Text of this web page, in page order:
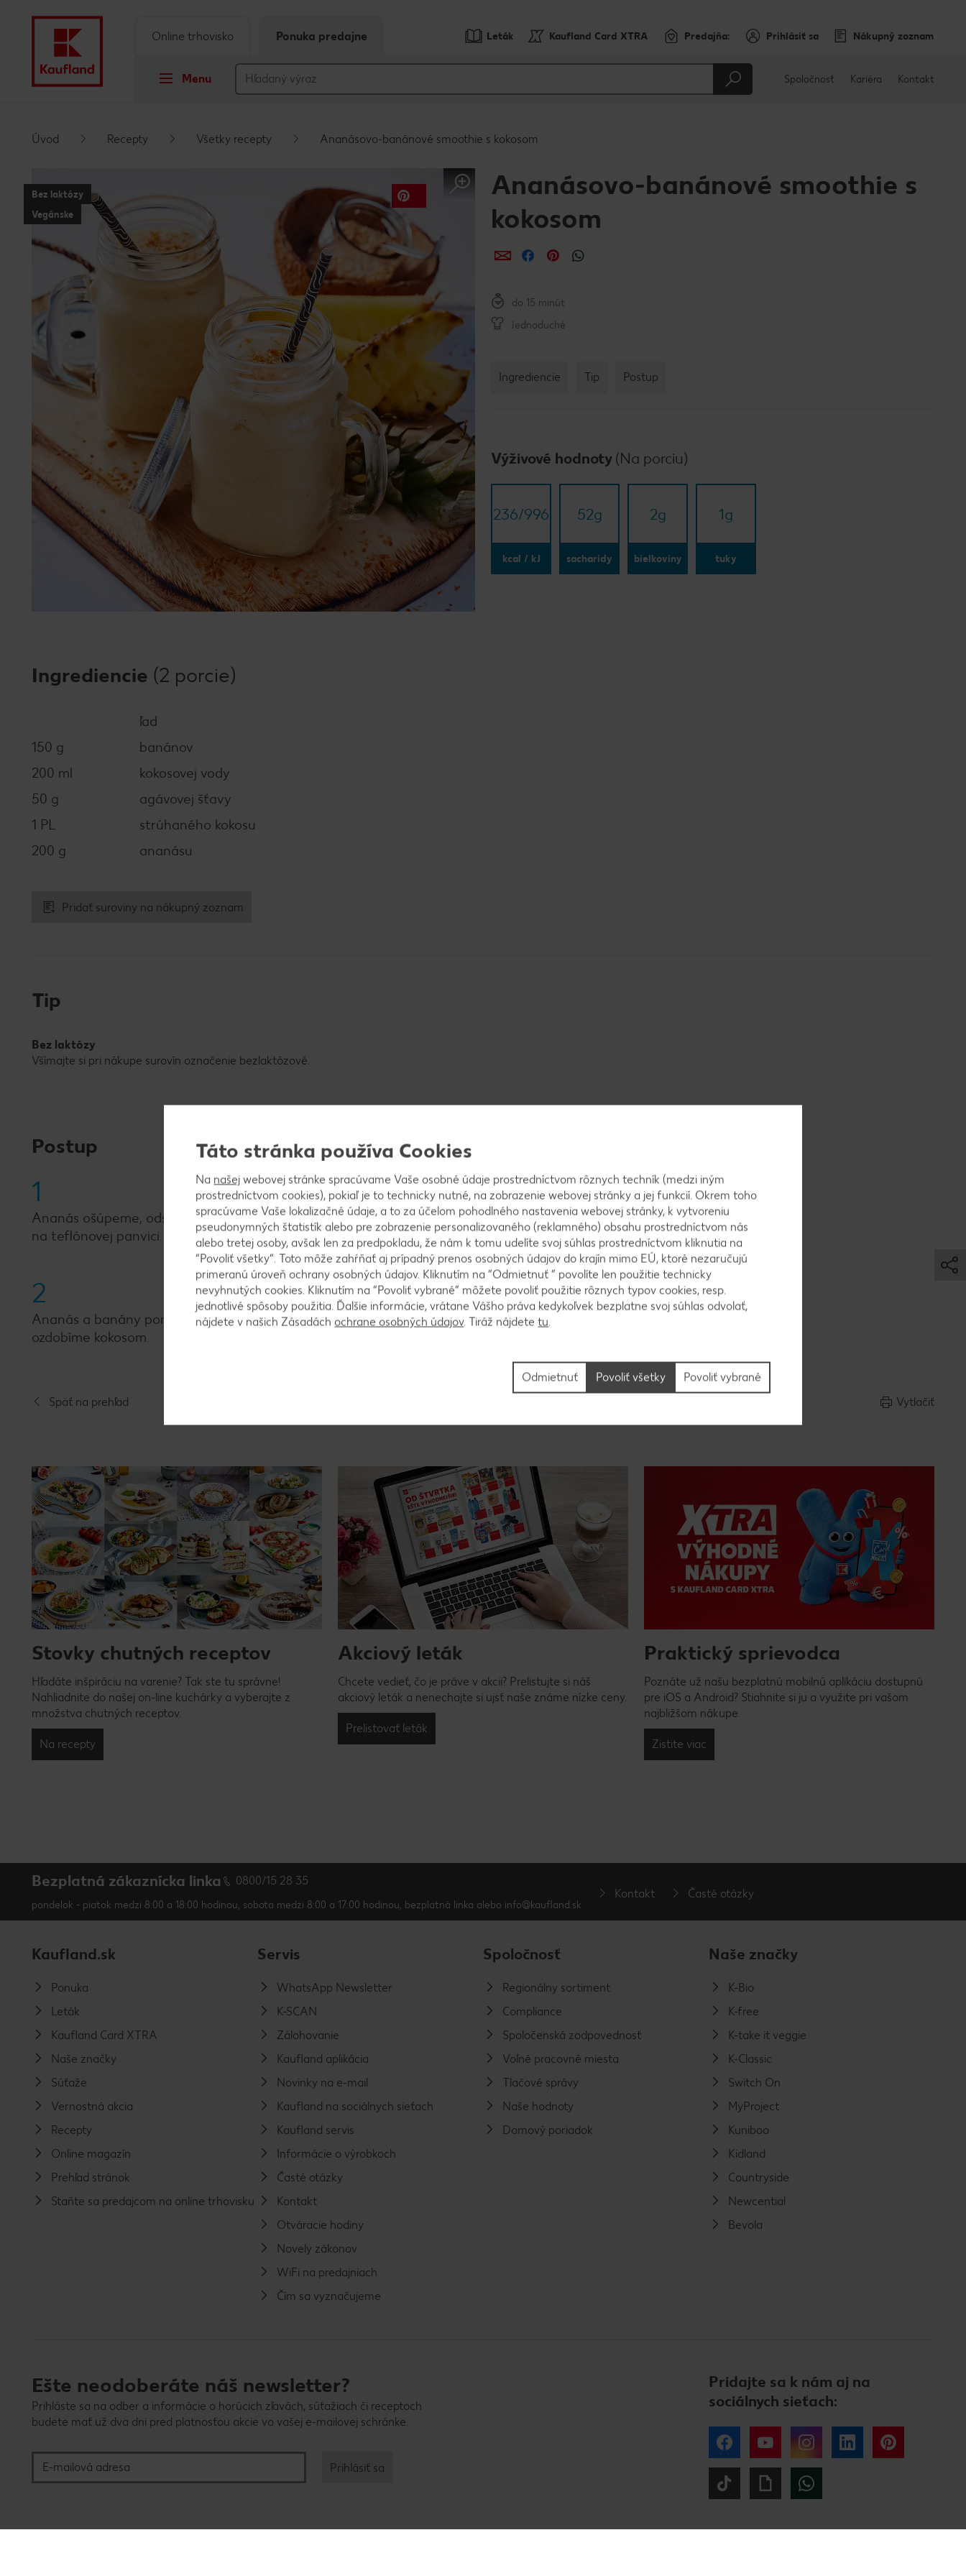
Päta
Vyskakovací bočný panel
Leták Kaufland Card XTRA Predajňa: Prihlásiť sa Nákupný zoznam
Menu
Online trhovisko Ponuka predajne
Spoločnosť Kariéra Kontakt
Úvod Recepty Všetky recepty Ananásovo-banánové smoothie s kokosom
Bez laktózy
Vegánske
Ananásovo-banánové smoothie s
kokosom
ZdieľaťZdieľaťZdieľať
do 15 minút
Jednoduché
Ingrediencie Tip Postup
Výživové hodnoty (Na porciu)
236/​996
kcal / kJ
52g
sacharidy
2g
bielkoviny
1g
tuky
Ingrediencie (2 porcie)
ľad
150 g
banánov
200 ml
kokosovej vody
50 g
agávovej šťavy
1 PL
strúhaného kokosu
200 g
ananásu
Pridať suroviny na nákupný zoznam
Tip
Bez laktózy
Všímajte si pri nákupe surovín označenie bezlaktózové.
Postup
1
Ananás ošúpeme, odstránime hlúb a nakrájame. Banány ošúpeme a tiež nakrájame. Kokos opražíme nasucho
na teflónovej panvici.
2
Ananás a banány pomixujeme s kokosovou vodou, ľadom a agávovou šťavou. Nalejeme do pohárom a
ozdobíme kokosom.
Späť na prehľad Vytlačiť
Stovky chutných receptov
Hľadáte inšpiráciu na varenie? Tak ste tu správne!
Nahliadnite do našej on-line kuchárky a vyberajte z
množstva chutných receptov.
Na recepty
Akciový leták
Chcete vedieť, čo je práve v akcii? Prelistujte si náš
akciový leták a nenechajte si ujsť naše známe nízke ceny.
Prelistovať leták
Praktický sprievodca
Poznáte už našu bezplatnú mobilnú aplikáciu dostupnú
pre iOS a Android? Stiahnite si ju a využite pri vašom
najbližšom nákupe.
Zistite viac
Bezplatná zákaznícka linka 0800/15 28 35
pondelok - piatok medzi 8:00 a 18:00 hodinou, sobota medzi 8:00 a 17:00 hodinou, bezplatná linka alebo info@kaufland.sk
Kontakt Časté otázky
Kaufland.sk
Ponuka
Leták
Kaufland Card XTRA
Naše značky
Súťaže
Vernostná akcia
Recepty
Online magazín
Prehľad stránok
Staňte sa predajcom na online trhovisku
Servis
WhatsApp Newsletter
K-SCAN
Zálohovanie
Kaufland aplikácia
Novinky na e-mail
Kaufland na sociálnych sieťach
Kaufland servis
Informácie o výrobkoch
Časté otázky
Kontakt
Otváracie hodiny
Novely zákonov
WiFi na predajniach
Čím sa vyznačujeme
Spoločnosť
Regionálny sortiment
Compliance
Spoločenská zodpovednosť
Voľné pracovné miesta
Tlačové správy
Naše hodnoty
Domový poriadok
Naše značky
K-Bio
K-free
K-take it veggie
K-Classic
Switch On
MyProject
Kuniboo
Kidland
Countryside
Newcential
Bevola
Ešte neodoberáte náš newsletter?
Prihláste sa na odber a informácie o horúcich zľavách, súťažiach či receptoch
budete mať už dva dni pred platnosťou akcie vo vašej e-mailovej schránke.
E-mailová adresa Prihlásiť sa
Pridajte sa k nám aj na
sociálnych sieťach:
Facebook YouTube Instagram LinkedIn
Tiktok Giphy
Táto stránka používa Cookies
Na našej webovej stránke spracúvame Vaše osobné údaje prostredníctvom rôznych techník (medzi iným
prostredníctvom cookies), pokiaľ je to technicky nutné, na zobrazenie webovej stránky a jej funkcií. Okrem toho
spracúvame Vaše lokalizačné údaje, a to za účelom pohodlného nastavenia webovej stránky, k vytvoreniu
pseudonymných štatistík alebo pre zobrazenie personalizovaného (reklamného) obsahu prostredníctvom nás
alebo tretej osoby, avšak len za predpokladu, že nám k tomu udelíte svoj súhlas prostredníctvom kliknutia na
“Povoliť všetky”. Toto môže zahŕňať aj prípadný prenos osobných údajov do krajín mimo EÚ, ktoré nezaručujú
primeranú úroveň ochrany osobných údajov. Kliknutím na “Odmietnuť ” povolíte len použitie technicky
nevyhnutých cookies. Kliknutím na “Povoliť vybrané” môžete povoliť použitie rôznych typov cookies, resp.
jednotlivé spôsoby použitia. Ďalšie informácie, vrátane Vášho práva kedykoľvek bezplatne svoj súhlas odvolať,
nájdete v našich Zásadách ochrane osobných údajov. Tiráž nájdetetu.
Povoliť vybrané
Odmietnuť Povoliť všetky